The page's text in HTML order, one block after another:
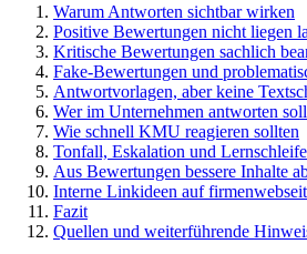
Warum Antworten sichtbar wirken
Positive Bewertungen nicht liegen
Kritische Bewertungen sachlich
Fake-Bewertungen und
Antwortvorlagen, aber keine
Wer im Unternehmen antworten
Wie schnell KMU reagieren sollten
Tonfall, Eskalation und Lernschleife
Aus Bewertungen bessere Inhalte
Interne Linkideen auf
Fazit
Quellen und weiterführende